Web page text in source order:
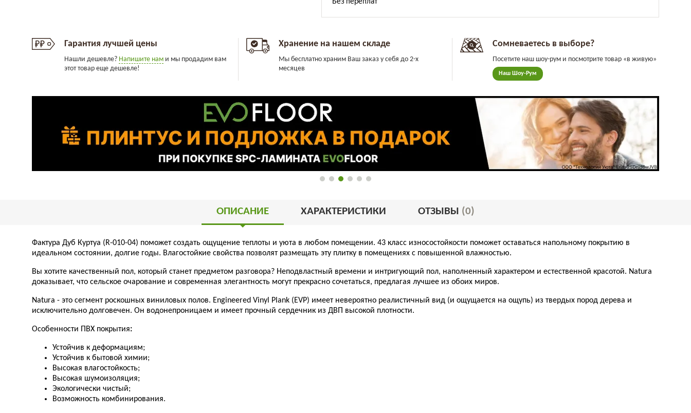
Гарантия лучшей цены
Нашли дешевле? Напишите нам и мы продадим вам
этот товар еще дешевле!
Хранение на нашем складе
Мы бесплатно храним Ваш заказ у себя до 2-х
месяцев
Сомневаетесь в выборе?
Посетите наш шоу-рум и посмотрите товар «в живую»
Наш Шоу-Рум
ОПИСАНИЕ ХАРАКТЕРИСТИКИ ОТЗЫВЫ (0)
Фактура Дуб Куртуа (R-010-04) поможет создать ощущение теплоты и уюта в любом помещении. 43 класс износостойкости поможет оставаться напольному покрытию в
идеальном состоянии, долгие годы. Влагостойкие свойства позволят размещать эту плитку в помещениях с повышенной влажностью.
Вы хотите качественный пол, который станет предметом разговора? Неподвластный времени и интригующий пол, наполненный характером и естественной красотой. Natura
доказывает, что сельское очарование и современная элегантность могут прекрасно сочетаться, предлагая лучшее из обоих миров.
Natura - это сегмент роскошных виниловых полов. Engineered Vinyl Plank (EVP) имеет невероятно реалистичный вид (и ощущается на ощупь) из твердых пород дерева и
исключительно долговечен. Он водонепроницаем и имеет прочный сердечник из ДВП высокой плотности.
Особенности ПВХ покрытия:
Устойчив к деформациям;
Устойчив к бытовой химии;
Высокая влагостойкость;
Высокая шумоизоляция;
Экологически чистый;
Возможность комбинирования.